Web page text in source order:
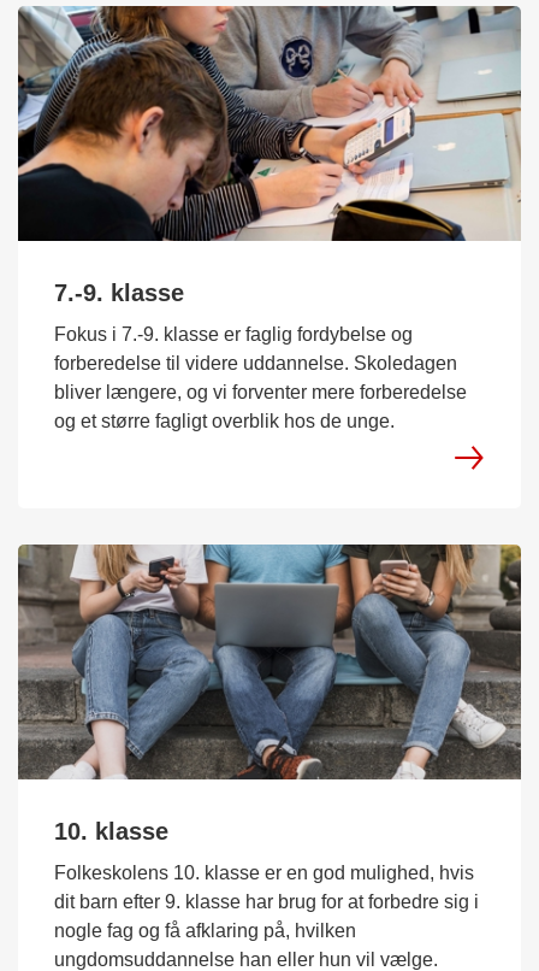
7.-9. klasse
Fokus i 7.-9. klasse er faglig fordybelse og
forberedelse til videre uddannelse. Skoledagen
bliver længere, og vi forventer mere forberedelse
og et større fagligt overblik hos de unge.
10. klasse
Folkeskolens 10. klasse er en god mulighed, hvis
dit barn efter 9. klasse har brug for at forbedre sig i
nogle fag og få afklaring på, hvilken
ungdomsuddannelse han eller hun vil vælge.